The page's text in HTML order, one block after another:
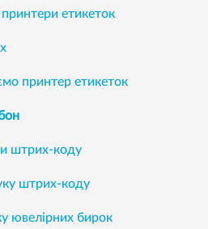
етикеток
принтер етикеток
штрих-коду
штрих-коду
ювелірних бирок